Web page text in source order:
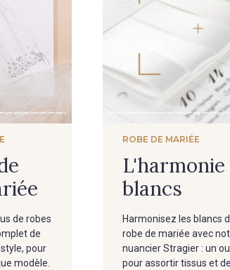
de robes
de
pour
modèle.
ROBE DE MARIÉE
L'harmonie
blancs
Harmonisez les blancs
robe de mariée avec
nuancier Stragier : un
pour assortir tissus et